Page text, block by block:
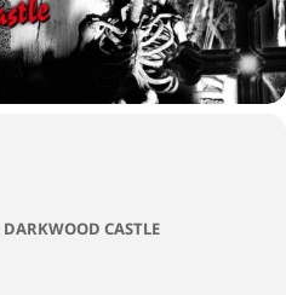
CASTLE